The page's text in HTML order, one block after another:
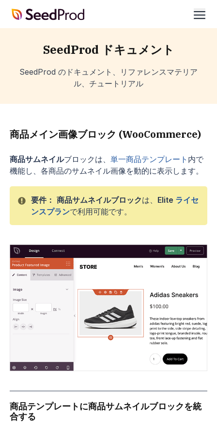
SeedProd
SeedProd ドキュメント
SeedProd のドキュメント、リファレンスマテリア
ル、チュートリアル
商品メイン画像ブロック (WooCommerce)
商品サムネイルブロックは、 単一商品テンプレート 内で
機能し、各商品のサムネイル画像を動的に表示します。
要件： 商品サムネイルブロックは、 Elite ライセ
ンスプランで利用可能です。
商品テンプレートに商品サムネイルブロックを統
合する